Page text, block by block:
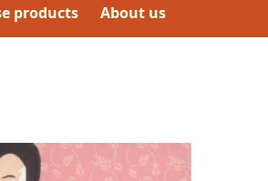
products About us